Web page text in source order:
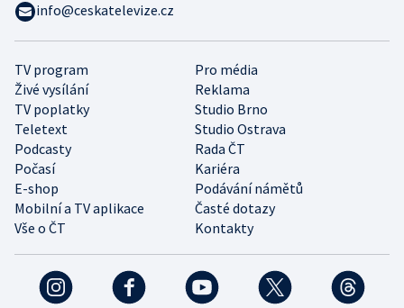
TV program
Pro média
Živé vysílání
Reklama
TV poplatky
Studio Brno
Teletext
Studio Ostrava
Podcasty
Rada ČT
Počasí
Kariéra
E-shop
Podávání námětů
Mobilní a TV aplikace
Časté dotazy
Vše o ČT
Kontakty
info@ceskatelevize.cz